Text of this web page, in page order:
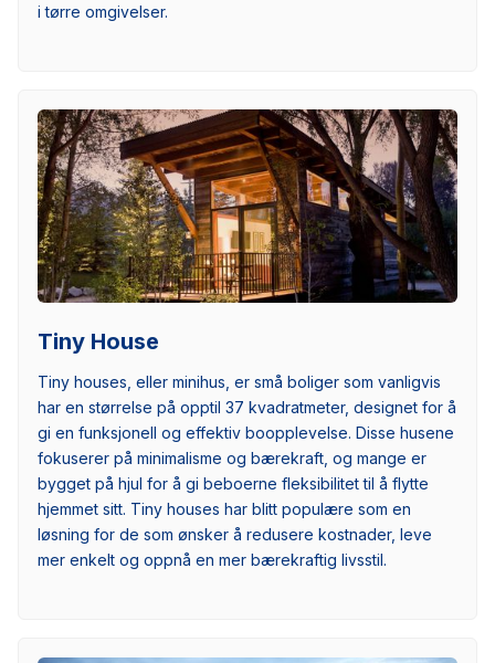
i tørre omgivelser.
Tiny House
Tiny houses, eller minihus, er små boliger som vanligvis
har en størrelse på opptil 37 kvadratmeter, designet for å
gi en funksjonell og effektiv boopplevelse. Disse husene
fokuserer på minimalisme og bærekraft, og mange er
bygget på hjul for å gi beboerne fleksibilitet til å flytte
hjemmet sitt. Tiny houses har blitt populære som en
løsning for de som ønsker å redusere kostnader, leve
mer enkelt og oppnå en mer bærekraftig livsstil.